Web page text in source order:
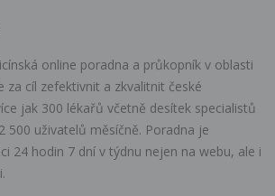
online poradna a průkopník v oblasti
za cíl zefektivnit a zkvalitnit české
jak 300 lékařů včetně desítek specialistů
500 uživatelů měsíčně. Poradna je
24 hodin 7 dní v týdnu nejen na webu, ale i